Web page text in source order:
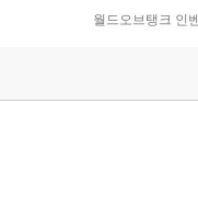
월드오브탱크 인